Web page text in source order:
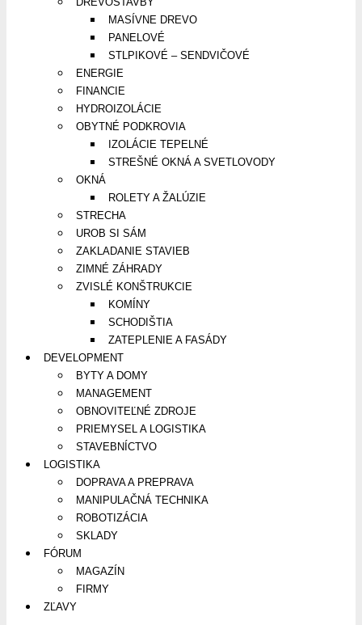
MASÍVNE DREVO
PANELOVÉ
STLPIKOVÉ – SENDVIČOVÉ
ENERGIE
FINANCIE
HYDROIZOLÁCIE
OBYTNÉ PODKROVIA
IZOLÁCIE TEPELNÉ
STREŠNÉ OKNÁ A SVETLOVODY
OKNÁ
ROLETY A ŽALÚZIE
STRECHA
UROB SI SÁM
ZAKLADANIE STAVIEB
ZIMNÉ ZÁHRADY
ZVISLÉ KONŠTRUKCIE
KOMÍNY
SCHODIŠTIA
ZATEPLENIE A FASÁDY
DEVELOPMENT
BYTY A DOMY
MANAGEMENT
OBNOVITEĽNÉ ZDROJE
PRIEMYSEL A LOGISTIKA
STAVEBNÍCTVO
LOGISTIKA
DOPRAVA A PREPRAVA
MANIPULAČNÁ TECHNIKA
ROBOTIZÁCIA
SKLADY
FÓRUM
MAGAZÍN
FIRMY
ZĽAVY